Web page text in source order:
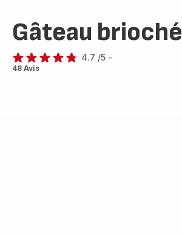
Gâteau brioché
ratings.4.7
4.7 /5 -
48 Avis